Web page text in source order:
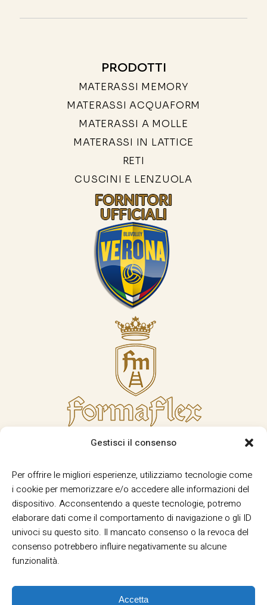
Gestisci il consenso
Per offrire le migliori esperienze, utilizziamo tecnologie come
i cookie per memorizzare e/o accedere alle informazioni del
dispositivo. Acconsentendo a queste tecnologie, potremo
elaborare dati come il comportamento di navigazione o gli ID
univoci su questo sito. Il mancato consenso o la revoca del
consenso potrebbero influire negativamente su alcune
funzionalità.
Accetta
PRODOTTI
MATERASSI MEMORY
MATERASSI ACQUAFORM
MATERASSI A MOLLE
MATERASSI IN LATTICE
RETI
CUSCINI E LENZUOLA